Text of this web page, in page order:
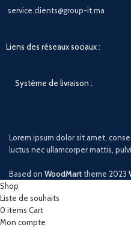
service.clients@group-it.ma
Liens des réseaux sociaux :
Système de livraison :
Lorem ipsum dolor sit amet,
luctus nec ullamcorper mattis,
Based on WoodMarttheme 2023
Shop
Liste de souhaits
0 items Cart
Mon compte